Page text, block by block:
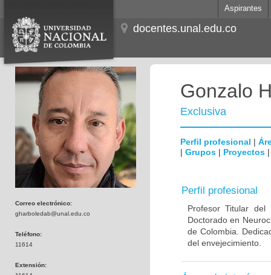
Aspirantes
docentes.unal.edu.co
Correo electrónico:
gharboledab@unal.edu.co
Teléfono:
11614
Extensión:
Gonzalo
Exclusiva
Perfil profesional |
| Grupos | Proyectos
Perfil profesional
Profesor Titular
Doctorado en
de Colombia.
del envejecimiento.